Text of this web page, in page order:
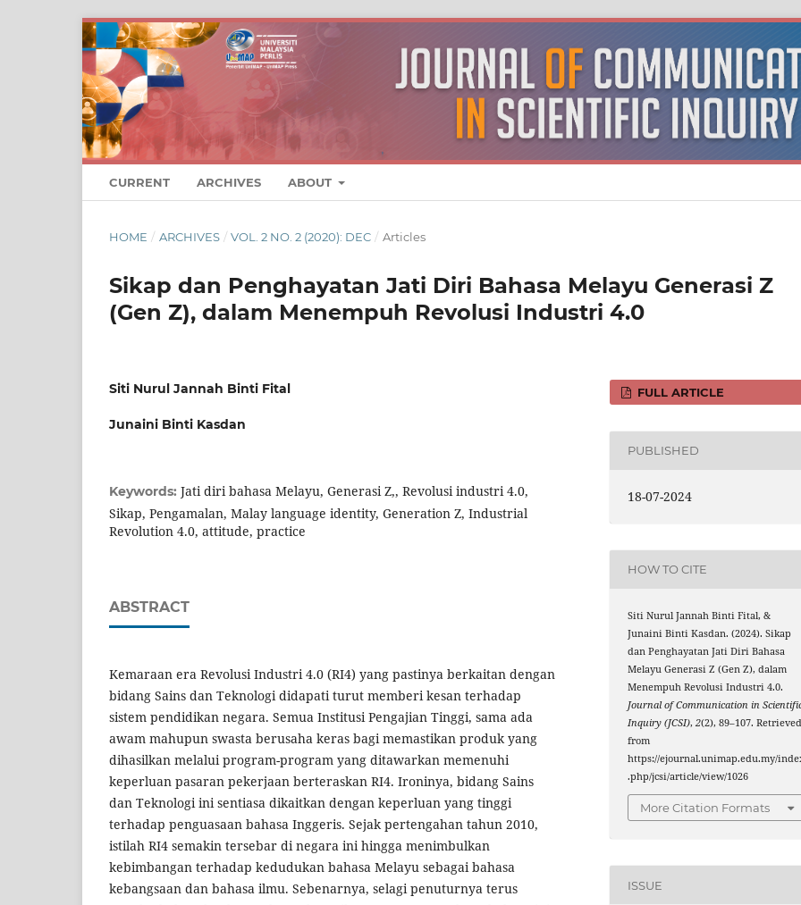
CURRENT ARCHIVES ABOUT
HOME / ARCHIVES / VOL. 2 NO. 2 (2020): DEC / Articles
Sikap dan Penghayatan Jati Diri Bahasa Melayu Generasi Z
(Gen Z), dalam Menempuh Revolusi Industri 4.0
Siti Nurul Jannah Binti Fital
Junaini Binti Kasdan
Keywords: Jati diri bahasa Melayu, Generasi Z,, Revolusi industri 4.0,
Sikap, Pengamalan, Malay language identity, Generation Z, Industrial
Revolution 4.0, attitude, practice
ABSTRACT
Kemaraan era Revolusi Industri 4.0 (RI4) yang pastinya berkaitan dengan
bidang Sains dan Teknologi didapati turut memberi kesan terhadap
sistem pendidikan negara. Semua Institusi Pengajian Tinggi, sama ada
awam mahupun swasta berusaha keras bagi memastikan produk yang
dihasilkan melalui program-program yang ditawarkan memenuhi
keperluan pasaran pekerjaan berteraskan RI4. Ironinya, bidang Sains
dan Teknologi ini sentiasa dikaitkan dengan keperluan yang tinggi
terhadap penguasaan bahasa Inggeris. Sejak pertengahan tahun 2010,
istilah RI4 semakin tersebar di negara ini hingga menimbulkan
kebimbangan terhadap kedudukan bahasa Melayu sebagai bahasa
kebangsaan dan bahasa ilmu. Sebenarnya, selagi penuturnya terus
FULL ARTICLE
PUBLISHED
18-07-2024
HOW TO CITE
Siti Nurul Jannah Binti Fital, &
Junaini Binti Kasdan. (2024). Sikap
dan Penghayatan Jati Diri Bahasa
Melayu Generasi Z (Gen Z), dalam
Menempuh Revolusi Industri 4.0.
Journal of Communication in
Inquiry (JCSI),2(2), 89–107. Retrieved
from
https://ejournal.unimap.edu.my/
.php/jcsi/article/view/1026
More Citation Formats
ISSUE